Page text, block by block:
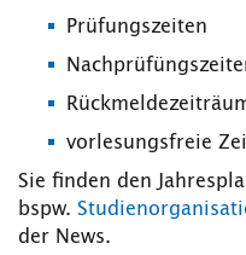
Prüfungszeiten
vorlesungsfreie
Sie finden den
bspw.
der News.